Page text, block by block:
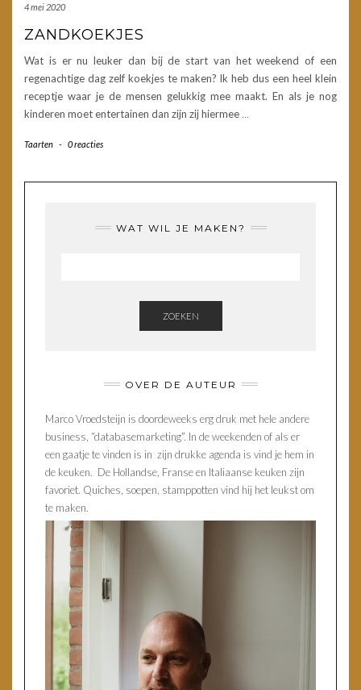
4 mei 2020
ZANDKOEKJES
Wat is er nu leuker dan bij de start van het weekend of een
regenachtige dag zelf koekjes te maken? Ik heb dus een heel klein
receptje waar je de mensen gelukkig mee maakt. En als je nog
kinderen moet entertainen dan zijn zij hiermee …
Taarten - 0 reacties
WAT WIL JE MAKEN?
ZOEKEN
OVER DE AUTEUR
Marco Vroedsteijn is doordeweeks erg druk met hele andere
business, “databasemarketing”. In de weekenden of als er
een gaatje te vinden is in zijn drukke agenda is vind je hem in
de keuken. De Hollandse, Franse en Italiaanse keuken zijn
favoriet. Quiches, soepen, stamppotten vind hij het leukst om
te maken.